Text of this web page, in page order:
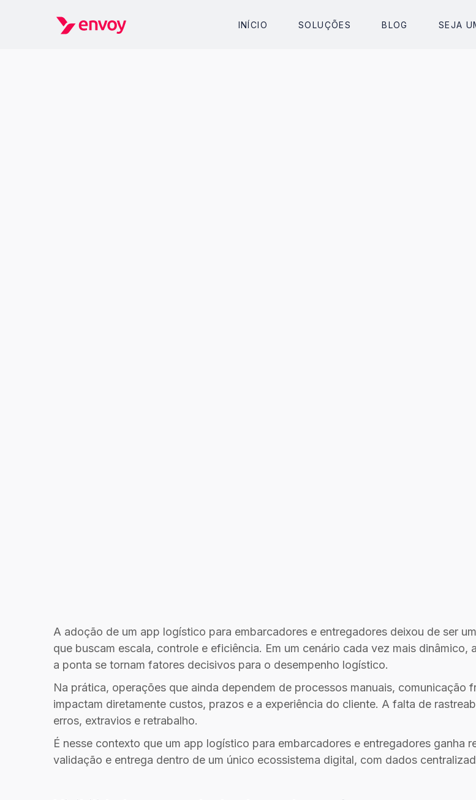
INÍCIO SOLUÇÕES BLOG SEJA
A adoção de um app logístico para embarcadores e entregadores deixou de ser
que buscam escala, controle e eficiência. Em um cenário cada vez mais dinâmico, a
a ponta se tornam fatores decisivos para o desempenho logístico.
Na prática, operações que ainda dependem de processos manuais, comunicação
impactam diretamente custos, prazos e a experiência do cliente. A falta de
erros, extravios e retrabalho.
É nesse contexto que um app logístico para embarcadores e entregadores ganha
validação e entrega dentro de um único ecossistema digital, com dados